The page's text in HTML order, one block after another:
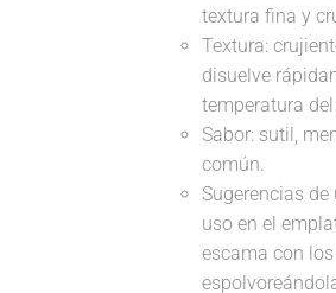
textura fina y
Textura:
disuelve
temperatura
Sabor: sutil,
común.
Sugerencias de
uso en el
escama con